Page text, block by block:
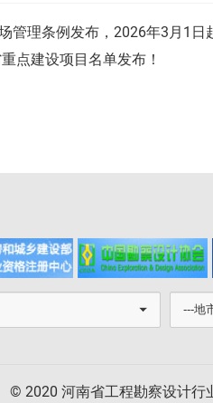
管理条例发布，2026年3月1日
点建设项目名单发布！
© 2020 河南省工程勘察设计行